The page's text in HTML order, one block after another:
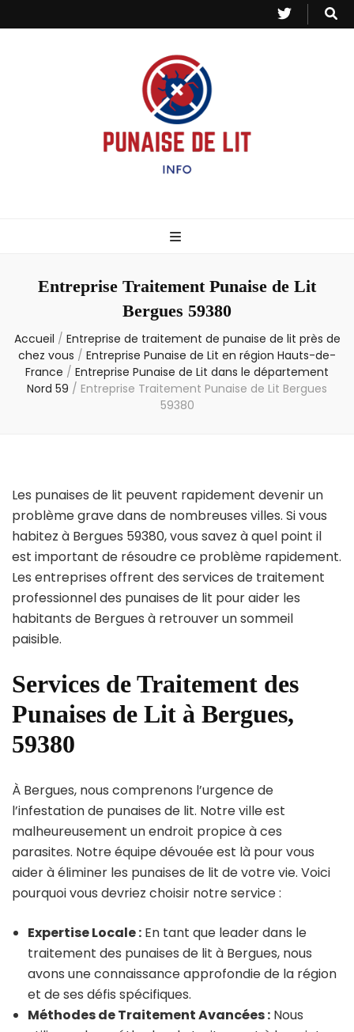
– Info
Entreprise Traitement Punaise de Lit
Bergues 59380
Accueil / Entreprise de traitement de punaise de lit près de
chez vous / Entreprise Punaise de Lit en région Hauts-de-
France / Entreprise Punaise de Lit dans le département
Nord 59 / Entreprise Traitement Punaise de Lit Bergues
59380
Les punaises de lit peuvent rapidement devenir un
problème grave dans de nombreuses villes. Si vous
habitez à Bergues 59380, vous savez à quel point il
est important de résoudre ce problème rapidement.
Les entreprises offrent des services de traitement
professionnel des punaises de lit pour aider les
habitants de Bergues à retrouver un sommeil
paisible.
Services de Traitement des
Punaises de Lit à Bergues,
59380
À Bergues, nous comprenons l’urgence de
l’infestation de punaises de lit. Notre ville est
malheureusement un endroit propice à ces
parasites. Notre équipe dévouée est là pour vous
aider à éliminer les punaises de lit de votre vie. Voici
pourquoi vous devriez choisir notre service :
Expertise Locale : En tant que leader dans le
traitement des punaises de lit à Bergues, nous
avons une connaissance approfondie de la région
et de ses défis spécifiques.
Méthodes de Traitement Avancées : Nous